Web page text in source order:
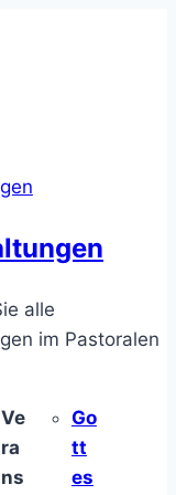
alle
im Pastoralen
Ve
ra
ns
Go
tt
es